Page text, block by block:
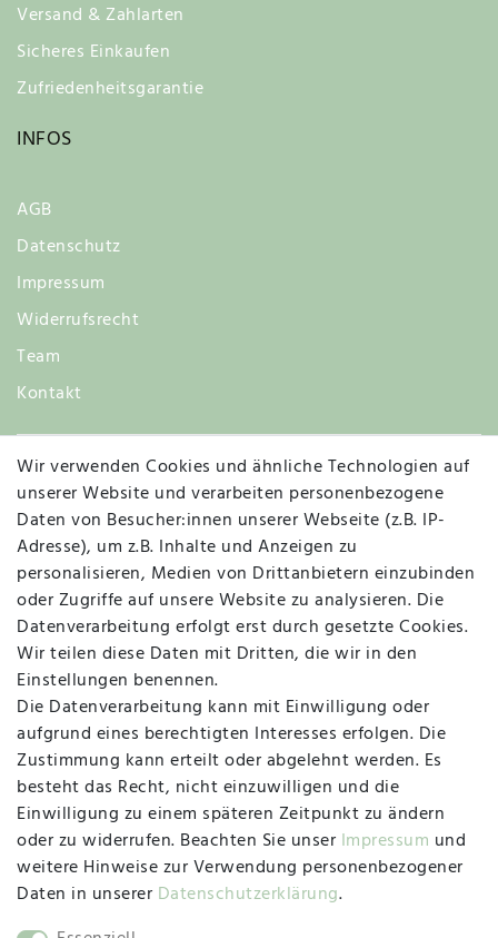
Versand & Zahlarten
Sicheres Einkaufen
Zufriedenheitsgarantie
INFOS
AGB
Datenschutz
Impressum
Widerrufsrecht
Team
Kontakt
Widerruf
Vertrag widerrufen Kontakt
MAPALI VOR ORT
Herzogstraße 10
47533 Kleve
Montag, Dienstag, Donnerstag, Freitag
09:00 Uhr bis 13:00 Uhr
Mittwoch
09:00 Uhr bis 12:00 Uhr
Wir verwenden Cookies und ähnliche Technologien auf
unserer Website und verarbeiten personenbezogene
Daten von Besucher:innen unserer Webseite (z.B. IP-
Adresse), um z.B. Inhalte und Anzeigen zu
personalisieren, Medien von Drittanbietern einzubinden
oder Zugriffe auf unsere Website zu analysieren. Die
Datenverarbeitung erfolgt erst durch gesetzte Cookies.
Wir teilen diese Daten mit Dritten, die wir in den
Einstellungen benennen.
Die Datenverarbeitung kann mit Einwilligung oder
aufgrund eines berechtigten Interesses erfolgen. Die
Zustimmung kann erteilt oder abgelehnt werden. Es
besteht das Recht, nicht einzuwilligen und die
Einwilligung zu einem späteren Zeitpunkt zu ändern
oder zu widerrufen. Beachten Sie unser Impressum und
weitere Hinweise zur Verwendung personenbezogener
Daten in unserer Daten­schutz­erklärung.